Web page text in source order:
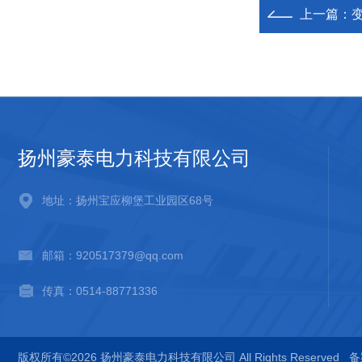
上一篇：
扬州豪泰电力科技有限公司
地址：扬州宝应柳堡工业园区68号
邮箱：920517379@qq.com
传真：0514-88771336
版权所有©2026 扬州豪泰电力科技有限公司 All Rights Reserved